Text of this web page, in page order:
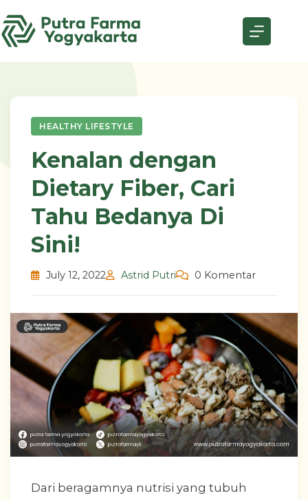
to
content
HEALTHY LIFESTYLE
Kenalan dengan
Dietary Fiber, Cari
Tahu Bedanya Di
Sini!
July 12, 2022 Astrid Putri 0 Komentar
Dari beragamnya nutrisi yang tubuh